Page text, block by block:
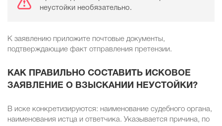
неустойки необязательно.
К заявлению приложите почтовые документы,
подтверждающие факт отправления претензии.
КАК ПРАВИЛЬНО СОСТАВИТЬ ИСКОВОЕ
ЗАЯВЛЕНИЕ О ВЗЫСКАНИИ НЕУСТОЙКИ?
В иске конкретизируются: наименование судебного органа,
наименования истца и ответчика. Указывается причина, по